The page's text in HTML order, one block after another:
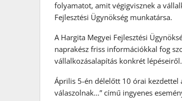
folyamatot, amit végigvisznek a
Fejlesztési Ügynökség munkatársa.
A Hargita Megyei Fejlesztési
naprakész friss információkkal fog
vállalkozásalapítás konkrét lépéseiről.
Április 5-én délelőtt 10 órai kezdettel
válaszolnak…” című ingyenes